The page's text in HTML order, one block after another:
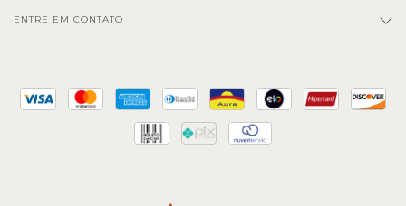
ENTRE EM CONTATO